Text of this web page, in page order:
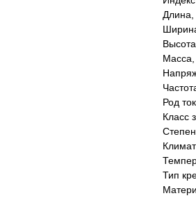
Масса,
Род
Класс
Тип